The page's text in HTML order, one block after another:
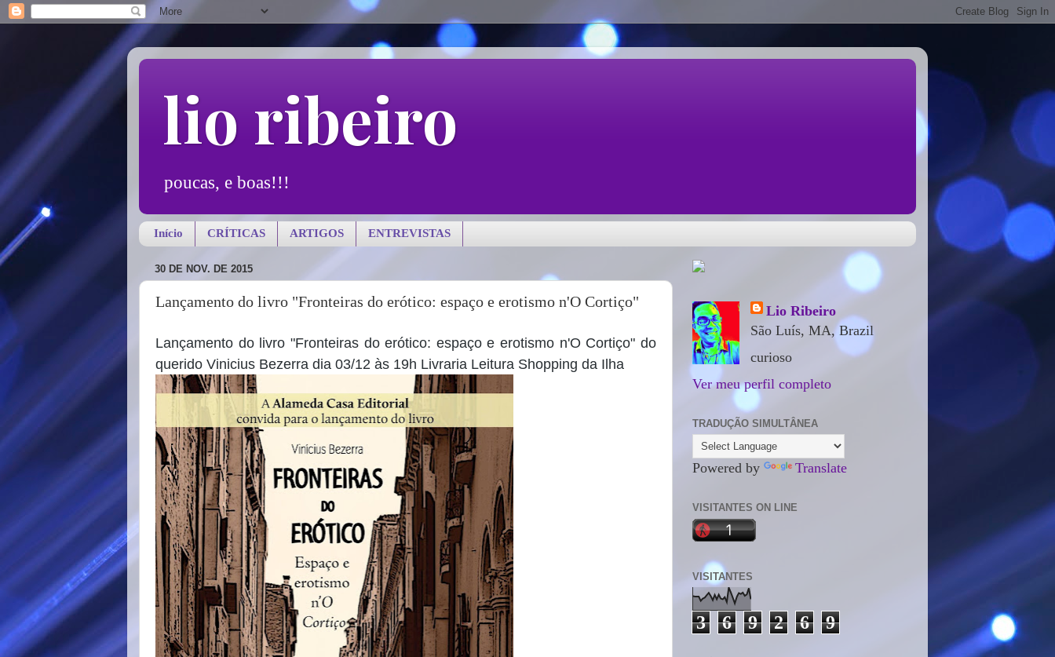
lio ribeiro
poucas, e boas!!!
Início CRÍTICAS ARTIGOS ENTREVISTAS
30 DE NOV. DE 2015
Lançamento do livro "Fronteiras do erótico: espaço e erotismo n'O Cortiço"
Lançamento do livro "Fronteiras do erótico: espaço e erotismo n'O Cortiço" do
querido Vinicius Bezerra dia 03/12 às 19h Livraria Leitura Shopping da Ilha
Lio Ribeiro
São Luís, MA, Brazil
curioso
Ver meu perfil completo
TRADUÇÃO SIMULTÂNEA
Powered by Translate
VISITANTES ON LINE
VISITANTES
3 6 9 2 6 9